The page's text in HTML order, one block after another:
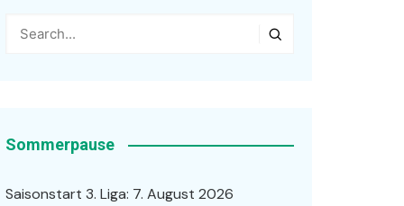
Sommerpause
Saisonstart 3. Liga: 7. August 2026